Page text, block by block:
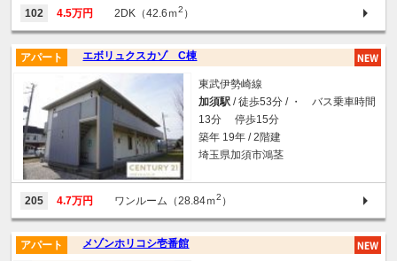
102 4.5万円 2DK（42.6ｍ2 ）
エボリュクスカゾ C棟
アパート
東武伊勢崎線
加須駅 / 徒歩53分 / ・ バス乗車時間
13分 停歩15分
築年 19年 / 2階建
埼玉県加須市鴻茎
205 4.7万円 ワンルーム（28.84ｍ2 ）
メゾンホリコシ壱番館
アパート